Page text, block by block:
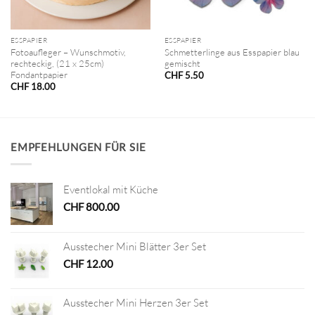
ESSPAPIER
Fotoaufleger – Wunschmotiv,
rechteckig, (21 x 25cm)
Fondantpapier
CHF18.00
ESSPAPIER
Schmetterlinge aus Esspapier blau
gemischt
CHF5.50
EMPFEHLUNGEN FÜR SIE
Eventlokal mit Küche
CHF800.00
Ausstecher Mini Blätter 3er Set
CHF12.00
Ausstecher Mini Herzen 3er Set